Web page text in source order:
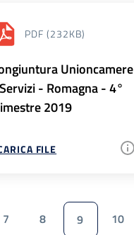
PDF (232KB)
Unioncamere
- Romagna - 4°
2019
FILE
7 8 9 10